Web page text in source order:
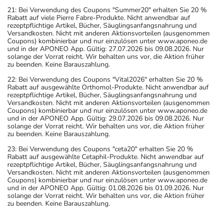
21: Bei Verwendung des Coupons "Summer20" erhalten Sie 20 %
Rabatt auf viele Pierre Fabre-Produkte. Nicht anwendbar auf
rezeptpflichtige Artikel, Bücher, Säuglingsanfangsnahrung und
Versandkosten. Nicht mit anderen Aktionsvorteilen (ausgenommen
Coupons) kombinierbar und nur einzulösen unter www.aponeo.de
und in der APONEO App. Gültig: 27.07.2026 bis 09.08.2026. Nur
solange der Vorrat reicht. Wir behalten uns vor, die Aktion früher
zu beenden. Keine Barauszahlung.
22: Bei Verwendung des Coupons "Vital2026" erhalten Sie 20 %
Rabatt auf ausgewählte Orthomol-Produkte. Nicht anwendbar auf
rezeptpflichtige Artikel, Bücher, Säuglingsanfangsnahrung und
Versandkosten. Nicht mit anderen Aktionsvorteilen (ausgenommen
Coupons) kombinierbar und nur einzulösen unter www.aponeo.de
und in der APONEO App. Gültig: 29.07.2026 bis 09.08.2026. Nur
solange der Vorrat reicht. Wir behalten uns vor, die Aktion früher
zu beenden. Keine Barauszahlung.
23: Bei Verwendung des Coupons "ceta20" erhalten Sie 20 %
Rabatt auf ausgewählte Cetaphil-Produkte. Nicht anwendbar auf
rezeptpflichtige Artikel, Bücher, Säuglingsanfangsnahrung und
Versandkosten. Nicht mit anderen Aktionsvorteilen (ausgenommen
Coupons) kombinierbar und nur einzulösen unter www.aponeo.de
und in der APONEO App. Gültig: 01.08.2026 bis 01.09.2026. Nur
solange der Vorrat reicht. Wir behalten uns vor, die Aktion früher
zu beenden. Keine Barauszahlung.